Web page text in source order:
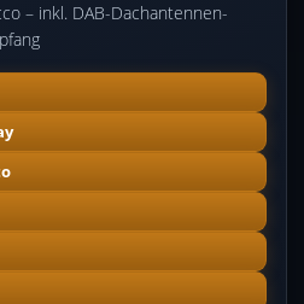
– inkl. DAB-Dachantennen-